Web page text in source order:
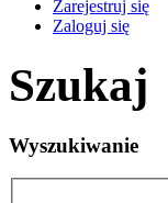
Zarejestruj się
Zaloguj się
Szukaj
Wyszukiwanie